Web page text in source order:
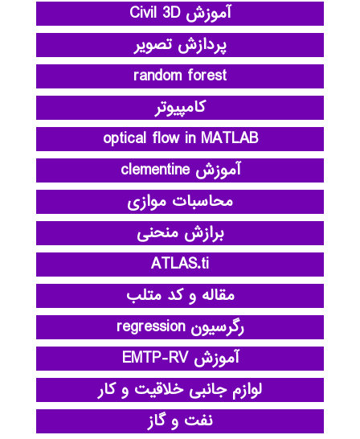
آموزش Civil 3D
پردازش تصویر
random forest
کامپیوتر
optical flow in MATLAB
آموزش clementine
محاسبات موازی
برازش منحنی
ATLAS.ti
مقاله و کد متلب
رگرسیون regression
آموزش EMTP-RV
لوازم جانبی خلاقیت و کار
نفت و گاز